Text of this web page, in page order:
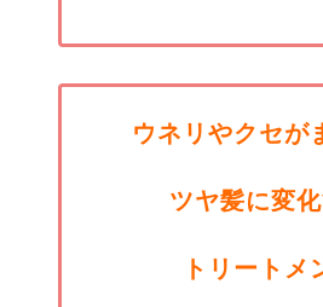
ウネリやクセが
ツヤ髪に変
トリートメ